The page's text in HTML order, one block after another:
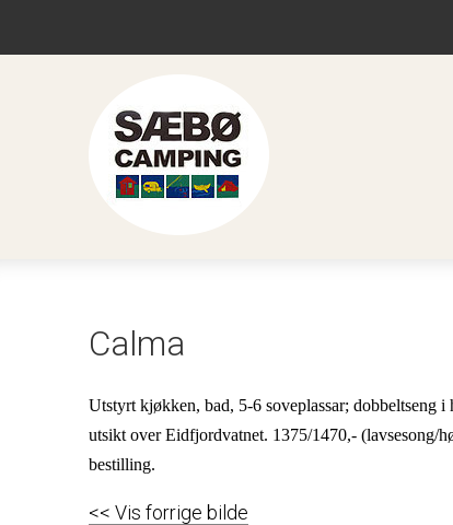
Calma
Utstyrt kjøkken, bad, 5-6 soveplassar; dobbeltseng
utsikt over Eidfjordvatnet. 1375/1470,- (lavsesong/
bestilling.
<< Vis forrige bilde